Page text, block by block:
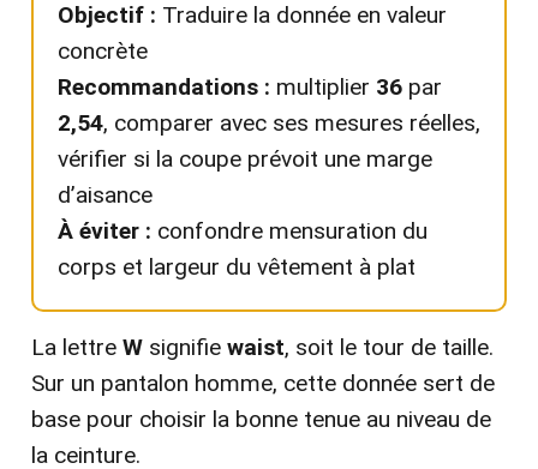
Objectif : Traduire la donnée en valeur
concrète
Recommandations : multiplier 36 par
2,54, comparer avec ses mesures réelles,
vérifier si la coupe prévoit une marge
d’aisance
À éviter : confondre mensuration du
corps et largeur du vêtement à plat
La lettre W signifie waist, soit le tour de taille.
Sur un pantalon homme, cette donnée sert de
base pour choisir la bonne tenue au niveau de
la ceinture.